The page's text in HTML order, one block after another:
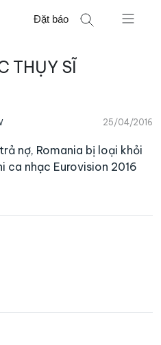
Đặt báo
THỤY SĨ
25/04/2016
nợ, Romania bị loại khỏi
ca nhạc Eurovision 2016